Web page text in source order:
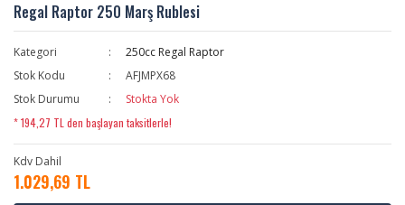
Regal Raptor 250 Marş Rublesi
Kategori
250cc Regal Raptor
Stok Kodu
AFJMPX68
Stok Durumu
Stokta Yok
* 194,27 TL den başlayan taksitlerle!
Kdv Dahil
1.029,69 TL